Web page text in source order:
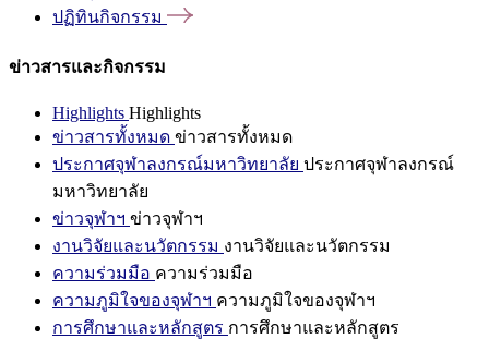
ปฏิทินกิจกรรม
ข่าวสารและกิจกรรม
Highlights Highlights
ข่าวสารทั้งหมด ข่าวสารทั้งหมด
ประกาศจุฬาลงกรณ์มหาวิทยาลัย ประกาศจุฬาลงกรณ์
มหาวิทยาลัย
ข่าวจุฬาฯ ข่าวจุฬาฯ
งานวิจัยและนวัตกรรม งานวิจัยและนวัตกรรม
ความร่วมมือ ความร่วมมือ
ความภูมิใจของจุฬาฯ ความภูมิใจของจุฬาฯ
การศึกษาและหลักสูตร การศึกษาและหลักสูตร